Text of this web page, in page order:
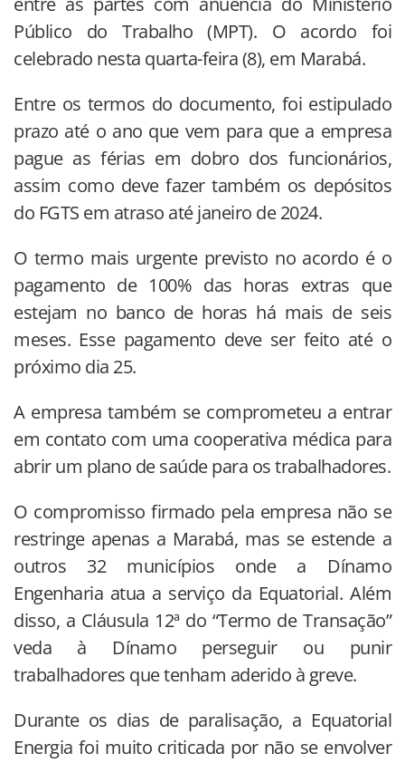
Público do Trabalho (MPT). O acordo foi
celebrado nesta quarta-feira (8), em Marabá.
Entre os termos do documento, foi estipulado
prazo até o ano que vem para que a empresa
pague as férias em dobro dos funcionários,
assim como deve fazer também os depósitos
do FGTS em atraso até janeiro de 2024.
O termo mais urgente previsto no acordo é o
pagamento de 100% das horas extras que
estejam no banco de horas há mais de seis
meses. Esse pagamento deve ser feito até o
próximo dia 25.
A empresa também se comprometeu a entrar
em contato com uma cooperativa médica para
abrir um plano de saúde para os trabalhadores.
O compromisso firmado pela empresa não se
restringe apenas a Marabá, mas se estende a
outros 32 municípios onde a Dínamo
Engenharia atua a serviço da Equatorial. Além
disso, a Cláusula 12ª do “Termo de Transação”
veda à Dínamo perseguir ou punir
trabalhadores que tenham aderido à greve.
Durante os dias de paralisação, a Equatorial
Energia foi muito criticada por não se envolver